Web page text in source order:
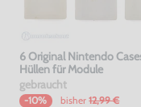
6 Original Nintendo
Hüllen für Module
gebraucht
-10% bisher 12,99 €